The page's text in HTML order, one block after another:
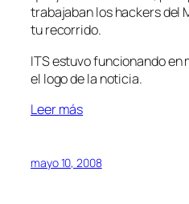
trabajaban los hackers del
tu recorrido.
ITS estuvo funcionando en
el logo de la noticia.
Leer más
mayo 10, 2008